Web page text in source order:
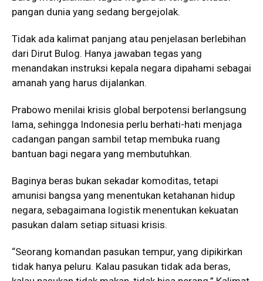
pangan dunia yang sedang bergejolak.
Tidak ada kalimat panjang atau penjelasan berlebihan
dari Dirut Bulog. Hanya jawaban tegas yang
menandakan instruksi kepala negara dipahami sebagai
amanah yang harus dijalankan.
Prabowo menilai krisis global berpotensi berlangsung
lama, sehingga Indonesia perlu berhati-hati menjaga
cadangan pangan sambil tetap membuka ruang
bantuan bagi negara yang membutuhkan.
Baginya beras bukan sekadar komoditas, tetapi
amunisi bangsa yang menentukan ketahanan hidup
negara, sebagaimana logistik menentukan kekuatan
pasukan dalam setiap situasi krisis.
“Seorang komandan pasukan tempur, yang dipikirkan
tidak hanya peluru. Kalau pasukan tidak ada beras,